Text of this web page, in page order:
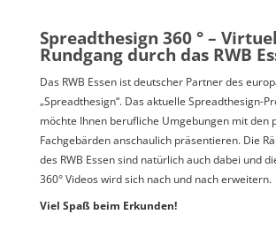
Spreadthesign 360 ° –
Rundgang durch das RWB
Das RWB Essen ist deutscher Partner des
„Spreadthesign“. Das aktuelle Spreadthesign-
möchte Ihnen berufliche Umgebungen mit den
Fachgebärden anschaulich präsentieren. Die
des RWB Essen sind natürlich auch dabei und
360° Videos wird sich nach und nach erweitern.
Viel Spaß beim Erkunden!